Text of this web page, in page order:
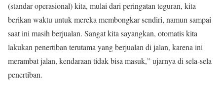
(standar operasional) kita, mulai dari peringatan teguran, kita
berikan waktu untuk mereka membongkar sendiri, namun sampai
saat ini masih berjualan. Sangat kita sayangkan, otomatis kita
lakukan penertiban terutama yang berjualan di jalan, karena ini
merambat jalan, kendaraan tidak bisa masuk,” ujarnya di sela-sela
penertiban.